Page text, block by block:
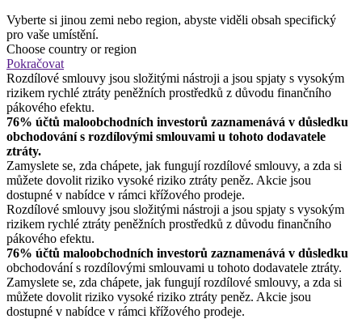
Vyberte si jinou zemi nebo region, abyste viděli obsah specifický
pro vaše umístění.
Choose country or region
Pokračovat
Rozdílové smlouvy jsou složitými nástroji a jsou spjaty s vysokým
rizikem rychlé ztráty peněžních prostředků z důvodu finančního
pákového efektu.
76% účtů maloobchodních investorů zaznamenává v důsledku
obchodování s rozdílovými smlouvami u tohoto dodavatele
ztráty.
Zamyslete se, zda chápete, jak fungují rozdílové smlouvy, a zda si
můžete dovolit riziko vysoké riziko ztráty peněz. Akcie jsou
dostupné v nabídce v rámci křížového prodeje.
Rozdílové smlouvy jsou složitými nástroji a jsou spjaty s vysokým
rizikem rychlé ztráty peněžních prostředků z důvodu finančního
pákového efektu.
76% účtů maloobchodních investorů zaznamenává v důsledku
obchodování s rozdílovými smlouvami u tohoto dodavatele ztráty.
Zamyslete se, zda chápete, jak fungují rozdílové smlouvy, a zda si
můžete dovolit riziko vysoké riziko ztráty peněz. Akcie jsou
dostupné v nabídce v rámci křížového prodeje.